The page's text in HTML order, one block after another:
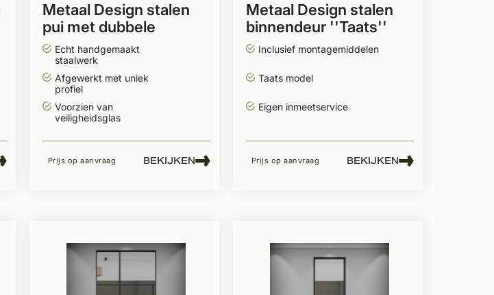
Metaal Design stalen
pui met dubbele
scharnierdeur
Echt handgemaakt
staalwerk
Afgewerkt met uniek
profiel
Voorzien van
veiligheidsglas
Prijs op aanvraag BEKIJKEN
Metaal Design stalen
binnendeur ''Taats''
model
Inclusief montagemiddelen
Taats model
Eigen inmeetservice
Prijs op aanvraag BEKIJKEN